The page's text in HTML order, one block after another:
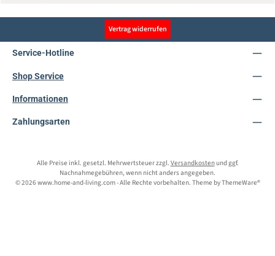
Vertrag widerrufen
Service-Hotline
Shop Service
Informationen
Zahlungsarten
Alle Preise inkl. gesetzl. Mehrwertsteuer zzgl. Versandkostenund ggf.
Nachnahmegebühren, wenn nicht anders angegeben.
© 2026 www.home-and-living.com - Alle Rechte vorbehalten. Theme byThemeWare®